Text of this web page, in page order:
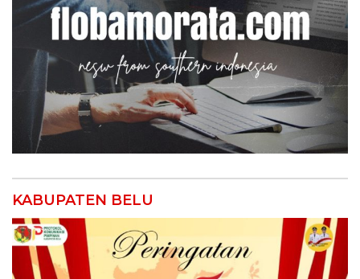
KABUPATEN BELU